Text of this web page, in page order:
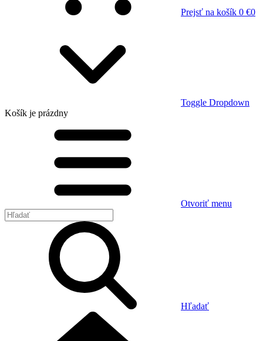
Prejsť na košík 0 €0
Toggle Dropdown
Košík je prázdny
Otvoriť menu
Hľadať